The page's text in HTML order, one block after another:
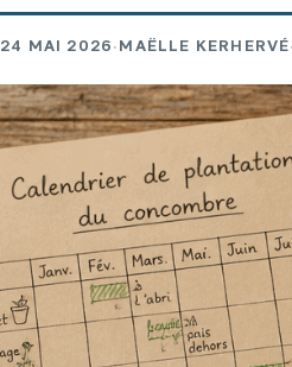
24 MAI 2026·MAËLLE KERHERVÉ·